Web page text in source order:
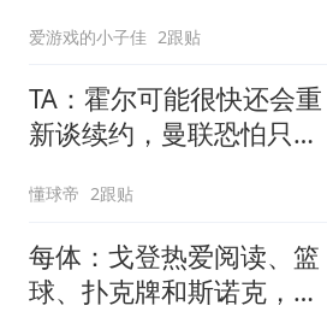
爱游戏的小子佳 2跟贴
TA：霍尔可能很快还会重
新谈续约，曼联恐怕只能
懂球帝 2跟贴
每体：戈登热爱阅读、篮
球、扑克牌和斯诺克，爱